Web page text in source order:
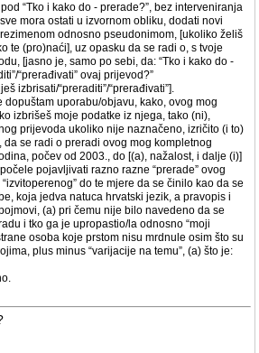
“Tko i kako do - prerade?”, bez interveniranja
mora ostati u izvornom obliku, dodati novi
odnosno pseudonimom, [ukoliko želiš
te (pro)naći], uz opasku da se radi o, s tvoje
[jasno je, samo po sebi, da: “Tko i kako do -
“prerađivati” ovaj prijevod?”
izbrisati/“preraditi”/“prerađivati”].
dopuštam uporabu/objavu, kako, ovog mog
izbrišeš moje podatke iz njega, tako (ni),
prijevoda ukoliko nije naznačeno, izričito (i to)
se radi o preradi ovog mog kompletnog
počev od 2003., do [(a), nažalost, i dalje (i)]
pojavljivati razno razne “prerade” ovog
do te mjere da se činilo kao da se
koja jedva natuca hrvatski jezik, a pravopis i
(a) pri čemu nije bilo navedeno da se
i tko ga je upropastio/la odnosno “moji
osoba koje prstom nisu mrdnule osim što su
plus minus “varijacije na temu”, (a) što je: